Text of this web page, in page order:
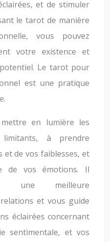
et de stimuler
le tarot de manière
vous pouvez
votre existence et
Le tarot pour
est une pratique
en lumière les
à prendre
et de vos faiblesses, et
de vos émotions. Il
une meilleure
et vous guide
éclairées concernant
sentimentale, et vos